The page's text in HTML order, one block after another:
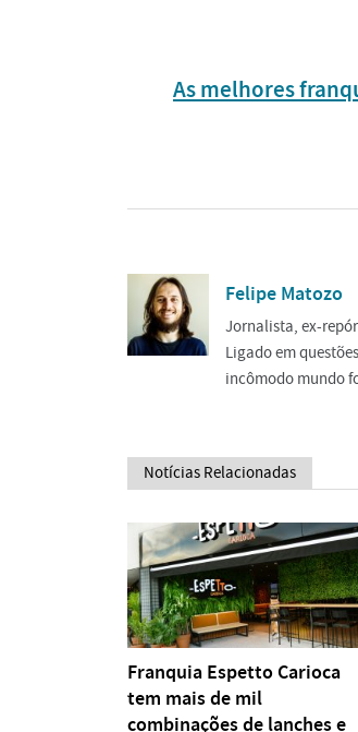
As melhores
Felipe Matozo
Jornalista, ex-
Ligado em
incômodo mundo
Notícias Relacionadas
Franquia Espetto Carioca
tem mais de mil
combinações de lanches e